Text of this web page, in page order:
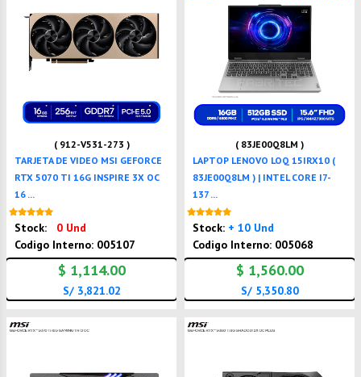
( 912-V531-273 )
TARJETA DE VIDEO MSI GEFORCE
RTX 5070 TI 16G INSPIRE 3X OC
16 ...
Stock:
0 Und
Codigo Interno: 005107
$ 1,114.00
S/ 3,821.02
( 83JE00Q8LM )
LAPTOP LENOVO LOQ 15IRX10 (
83JE00Q8LM ) | INTEL CORE I7-
137 ...
Stock: + 10 Und
Codigo Interno: 005068
$ 1,560.00
S/ 5,350.80